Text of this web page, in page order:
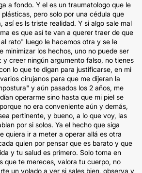
a fondo. Y el es un traumatologo que le
pero solo por una cédula que
así es ls triste realidad. Y si algo sale mal
es que así te van a querer traer de que
rato" luego le hacemos otra y se le
minimizar los hechos, uno no puede ser
y creer ningún argumento falso, no tienes
lo que te digan para justificarse, en mi
cirujanos para que me dijeran la
y aún pasados los 2 años, me
operarme sino hasta que mi piel se
no era conveniente aún y demás,
pertinente, y bueno, a lo que voy, las
por si solos. Ya el hecho que siga
quiera ir a meter a operar allá es otra
quien por pensar que es barato y que
y tu salud es primero. Solo toma en
que te mereces, valora tu cuerpo, no
un volado a ver si sales bien, observa y